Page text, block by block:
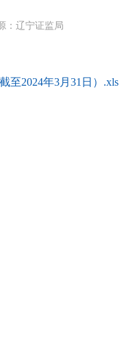
：辽宁证监局
至2024年3月31日）.xls